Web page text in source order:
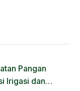
Pangan
Irigasi dan